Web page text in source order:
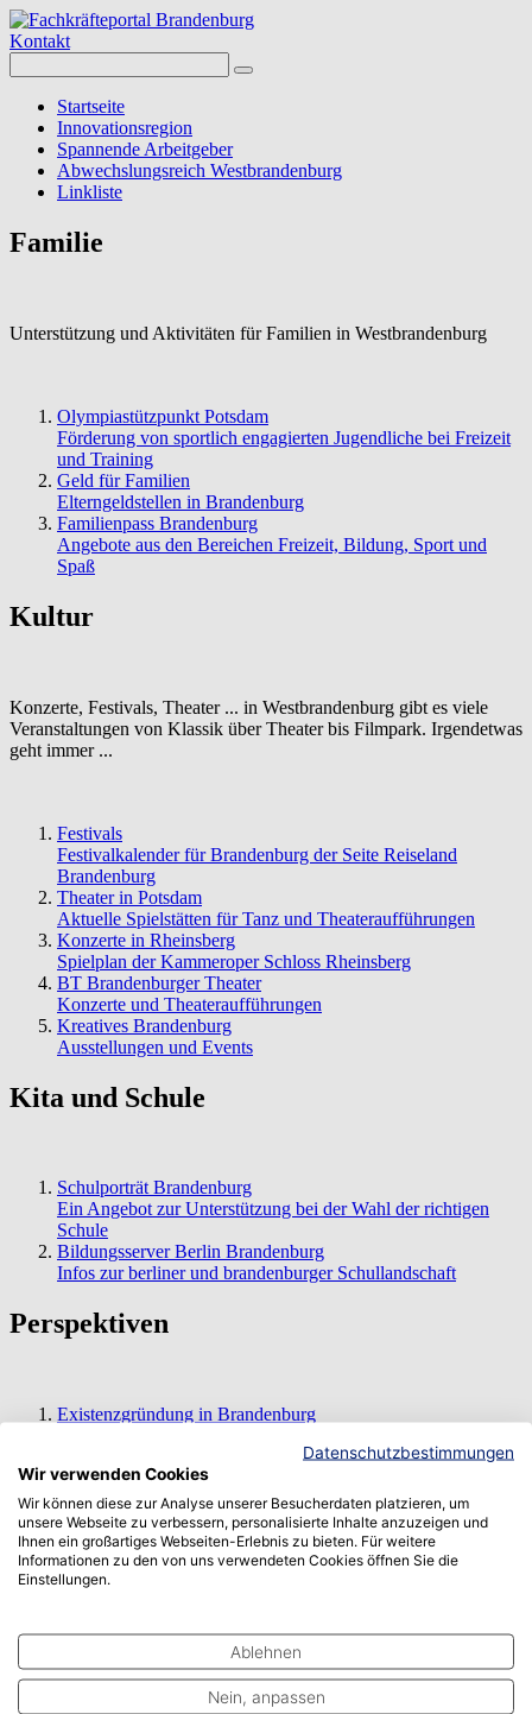
Kontakt
Startseite
Innovationsregion
Spannende Arbeitgeber
Abwechslungsreich Westbrandenburg
Linkliste
Familie
Unterstützung und Aktivitäten für Familien in Westbrandenburg
Olympiastützpunkt Potsdam
Förderung von sportlich engagierten Jugendliche bei Freizeit
und Training
Geld für Familien
Elterngeldstellen in Brandenburg
Familienpass Brandenburg
Angebote aus den Bereichen Freizeit, Bildung, Sport und
Spaß
Kultur
Konzerte, Festivals, Theater ... in Westbrandenburg gibt es viele
Veranstaltungen von Klassik über Theater bis Filmpark. Irgendetwas
geht immer ...
Festivals
Festivalkalender für Brandenburg der Seite Reiseland
Brandenburg
Theater in Potsdam
Aktuelle Spielstätten für Tanz und Theateraufführungen
Konzerte in Rheinsberg
Spielplan der Kammeroper Schloss Rheinsberg
BT Brandenburger Theater
Konzerte und Theateraufführungen
Kreatives Brandenburg
Ausstellungen und Events
Kita und Schule
Schulporträt Brandenburg
Ein Angebot zur Unterstützung bei der Wahl der richtigen
Schule
Bildungsserver Berlin Brandenburg
Infos zur berliner und brandenburger Schullandschaft
Perspektiven
Existenzgründung in Brandenburg
Existenzgründung und Unternehmensnachfolge im Handwerk
Die Handwerkskammer Potsdam berät und begleitet
Gründungswillige
Wirtschaftsregion Westbrandenburg
Unterstützung, Informationen und Lotsendienste für
Existenzgründer
Existenzgründung und Unternehmensnachfolge
Die Wirtschaftsförderung Brandenburg hilft, unterstützt und
Datenschutzbestimmungen
Wir verwenden Cookies
Wir können diese zur Analyse unserer Besucherdaten platzieren, um
unsere Webseite zu verbessern, personalisierte Inhalte anzuzeigen und
Ihnen ein großartiges Webseiten-Erlebnis zu bieten. Für weitere
Informationen zu den von uns verwendeten Cookies öffnen Sie die
Einstellungen.
Ablehnen
Nein, anpassen